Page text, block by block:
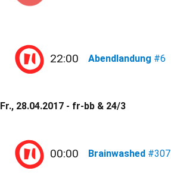
22:00 Abendlandung #6
Fr., 28.04.2017 - fr-bb & 24/3
00:00 Brainwashed #307